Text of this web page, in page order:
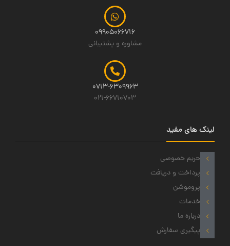
09905066716
مشاوره و پشتیبانی
0713-6309963
021-66710703
لینک های مفید
حریم خصوصی
پرداخت و دریافت
پروموشن
خدمات
درباره ما
پیگیری سفارش